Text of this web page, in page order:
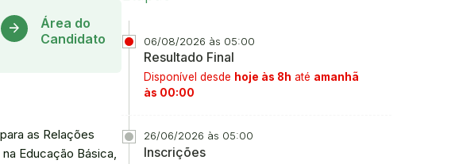
arrow_forward
Área do
Candidato
Acesse
as Relações
Educação Básica,
06/08/2026 às 05:00
Resultado Final
Disponível desde hoje às 8h até amanhã
às 00:00
26/06/2026 às 05:00
Inscrições